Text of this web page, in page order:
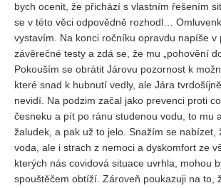
bych ocenit, že přichází s vlastním řešením
se v této věci odpovědně rozhodl…
vystavím. Na konci ročníku opravdu napíše v
závěrečné testy a zdá se, že mu „pohovění
Pokouším se obrátit Járovu pozornost k
které snad k hubnutí vedly, ale Jára
nevidí. Na podzim začal jako prevenci proti
česneku a pít po ránu studenou vodu, to mu
žaludek, a pak už to jelo. Snažím se nabízet,
voda, ale i strach z nemoci a dyskomfort ze
kterých nás covidová situace uvrhla, mohou
spouštěčem obtíží. Zároveň poukazuji na to,